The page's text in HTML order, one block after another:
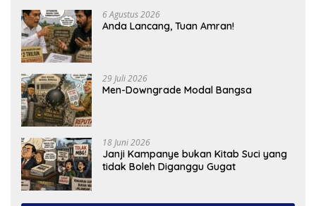
6 Agustus 2026
Anda Lancang, Tuan Amran!
29 Juli 2026
Men-Downgrade Modal Bangsa
18 Juni 2026
Janji Kampanye bukan Kitab Suci yang
tidak Boleh Diganggu Gugat